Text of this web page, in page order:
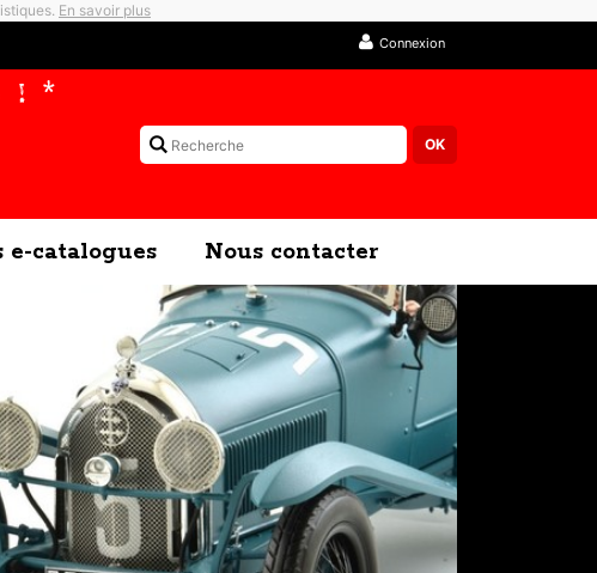
En savoir plus
Connexion
e-catalogues Nous contacter
! *